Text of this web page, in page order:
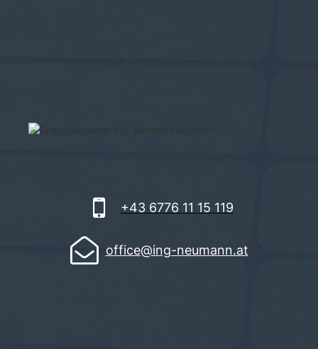
 +43 6776 11 15 119
 office@ing-neumann.at